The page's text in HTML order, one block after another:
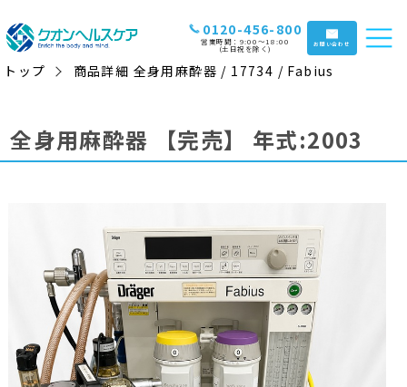
0120-456-800
営業時間：9:00〜18:00
(土日祝を除く) お問い合わせ
トップ 商品詳細 全身用麻酔器 / 17734 / Fabius
全身用麻酔器 【完売】 年式:2003